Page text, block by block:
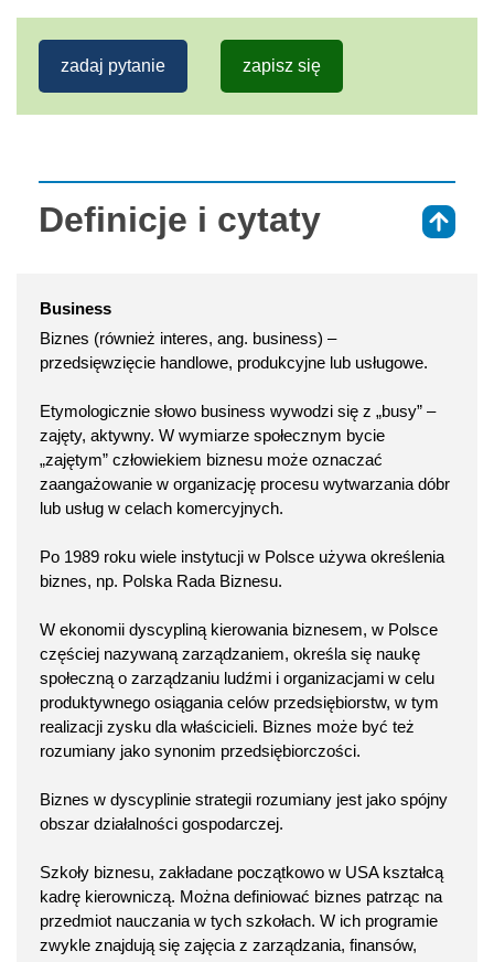
zadaj pytanie zapisz się
Definicje i cytaty
Business
Biznes (również interes, ang. business) –
przedsięwzięcie handlowe, produkcyjne lub usługowe.
Etymologicznie słowo business wywodzi się z „busy” –
zajęty, aktywny. W wymiarze społecznym bycie
„zajętym” człowiekiem biznesu może oznaczać
zaangażowanie w organizację procesu wytwarzania dóbr
lub usług w celach komercyjnych.
Po 1989 roku wiele instytucji w Polsce używa określenia
biznes, np. Polska Rada Biznesu.
W ekonomii dyscypliną kierowania biznesem, w Polsce
częściej nazywaną zarządzaniem, określa się naukę
społeczną o zarządzaniu ludźmi i organizacjami w celu
produktywnego osiągania celów przedsiębiorstw, w tym
realizacji zysku dla właścicieli. Biznes może być też
rozumiany jako synonim przedsiębiorczości.
Biznes w dyscyplinie strategii rozumiany jest jako spójny
obszar działalności gospodarczej.
Szkoły biznesu, zakładane początkowo w USA kształcą
kadrę kierowniczą. Można definiować biznes patrząc na
przedmiot nauczania w tych szkołach. W ich programie
zwykle znajdują się zajęcia z zarządzania, finansów,